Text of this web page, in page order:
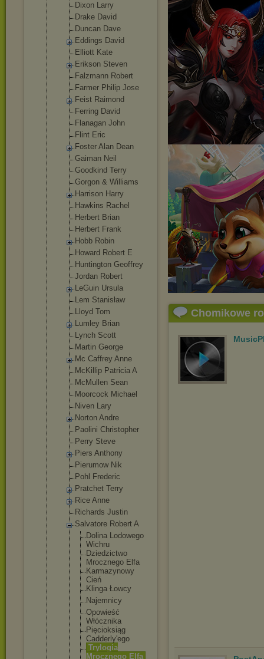
Dixon Larry
Drake David
Duncan Dave
Eddings David
Elliott Kate
Erikson Steven
Falzmann Robert
Farmer Philip Jose
Feist Raimond
Ferring David
Flanagan John
Flint Eric
Foster Alan Dean
Gaiman Neil
Goodkind Terry
Gorgon & Williams
Harrison Harry
Hawkins Rachel
Herbert Brian
Herbert Frank
Hobb Robin
Howard Robert E
Huntington Geoffrey
Jordan Robert
LeGuin Ursula
Lem Stanisław
Lloyd Tom
Lumley Brian
Lynch Scott
Martin George
Mc Caffrey Anne
McKillip Patricia A
McMullen Sean
Moorcock Michael
Niven Lary
Norton Andre
Paolini Christopher
Perry Steve
Piers Anthony
Pierumow Nik
Pohl Frederic
Pratchet Terry
Rice Anne
Richards Justin
Salvatore Robert A
Dolina Lodowego
Wichru
Dziedzictwo
Mrocznego Elfa
Karmazynowy
Cień
Klinga Łowcy
Najemnicy
Opowieść
Włócznika
Pięcioksiąg
Cadderly'ego
Trylogia
Mrocznego Elfa
Chomikowe